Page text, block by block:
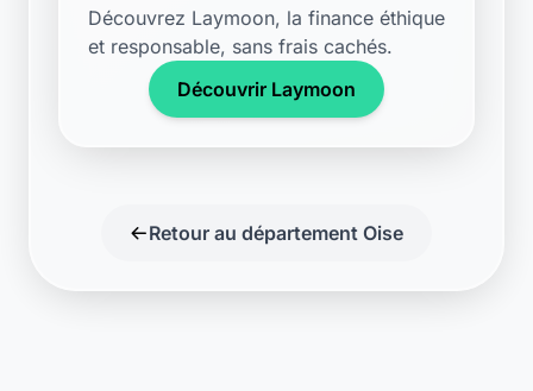
Découvrez Laymoon, la finance éthique
et responsable, sans frais cachés.
Découvrir Laymoon
Retour au département Oise